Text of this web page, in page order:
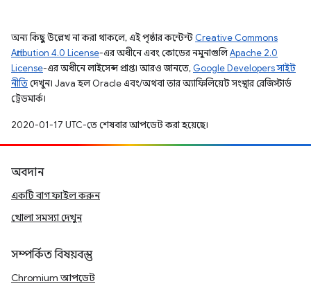
অন্য কিছু উল্লেখ না করা থাকলে, এই পৃষ্ঠার কন্টেন্ট Creative Commons
Attribution 4.0 License-এর অধীনে এবং কোডের নমুনাগুলিApache 2.0
License-এর অধীনে লাইসেন্স প্রাপ্ত। আরও জানতে, Google Developers সাইট
নীতিদেখুন। Java হল Oracle এবং/অথবা তার অ্যাফিলিয়েট সংস্থার রেজিস্টার্ড
ট্রেডমার্ক।
2020-01-17 UTC-তে শেষবার আপডেট করা হয়েছে।
অবদান
একটি বাগ ফাইল করুন
খোলা সমস্যা দেখুন
সম্পর্কিত বিষয়বস্তু
Chromium আপডেট